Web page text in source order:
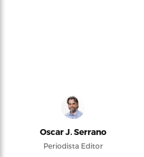
Oscar J. Serrano
Periodista Editor